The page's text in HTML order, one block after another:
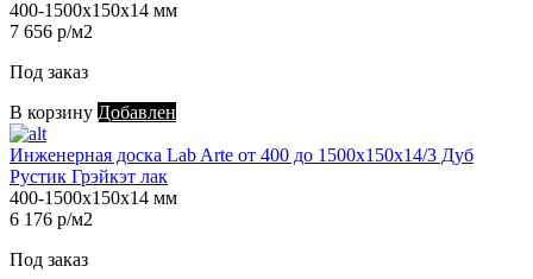
400-1500х150х14 мм
7 656 р/м2
Под заказ
В корзину Добавлен
Инженерная доска Lab Arte от 400 до 1500х150х14/3 Дуб
Рустик Грэйкэт лак
400-1500х150х14 мм
6 176 р/м2
Под заказ